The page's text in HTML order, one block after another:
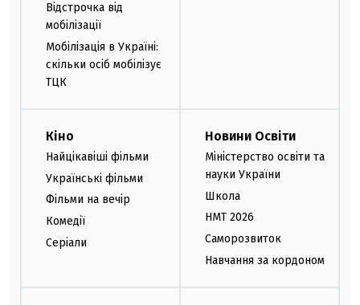
Відстрочка від
мобілізації
Мобілізація в Україні:
скільки осіб мобілізує
ТЦК
Кіно
Найцікавіші фільми
Українські фільми
Фільми на вечір
Комедії
Серіали
Новини Освіти
Міністерство освіти та
науки України
Школа
НМТ 2026
Саморозвиток
Навчання за кордоном